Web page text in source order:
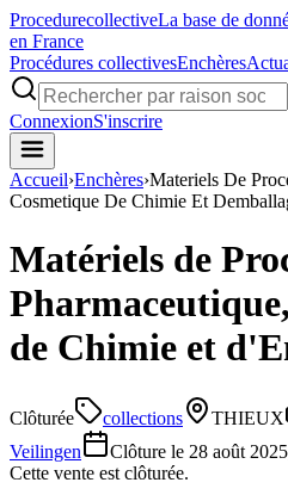
ProcedurecollectiveLa base de
en France
Procédures collectivesEnchères
ConnexionS'inscrire
Accueil›Enchères›Materiels De
Cosmetique De Chimie Et
Matériels de
de Chimie et
Clôturée collections THIEUX
Veilingen
Clôture le 28 août
Cette vente est clôturée.